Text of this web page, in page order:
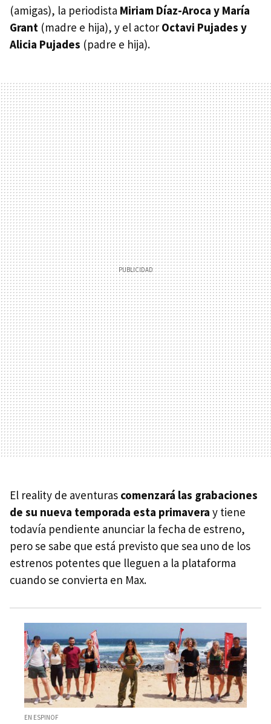
(amigas), la periodista Miriam Díaz-Aroca y María
Grant (madre e hija), y el actor Octavi Pujades y
Alicia Pujades (padre e hija).
El reality de aventuras comenzará las grabaciones
de su nueva temporada esta primavera y tiene
todavía pendiente anunciar la fecha de estreno,
pero se sabe que está previsto que sea uno de los
estrenos potentes que lleguen a la plataforma
cuando se convierta en Max.
EN ESPINOF